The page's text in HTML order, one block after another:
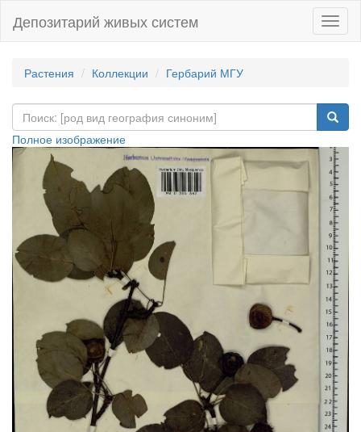
Депозитарий живых систем
Растения Коллекции Гербарий МГУ
Полное изображение